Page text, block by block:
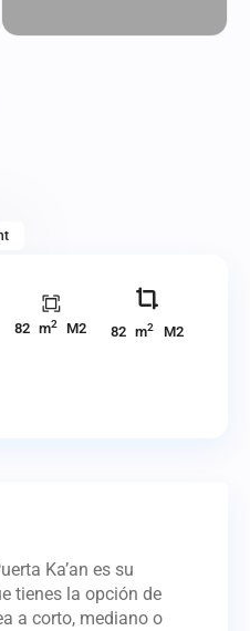
82 m2 M2 82 m2 M2
Ka’an es su
tienes la opción de
a corto, mediano o